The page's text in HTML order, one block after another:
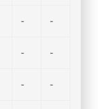
- -
- -
- -